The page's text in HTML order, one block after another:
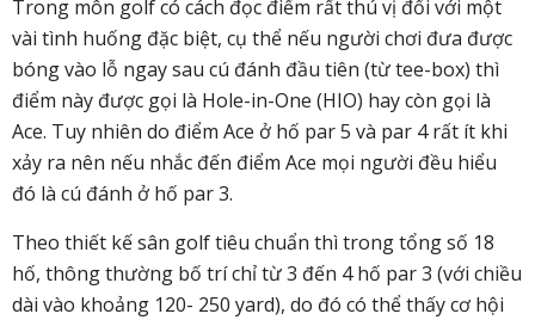
Trong môn golf có cách đọc điểm rất thú vị đối với một
vài tình huống đặc biệt, cụ thể nếu người chơi đưa được
bóng vào lỗ ngay sau cú đánh đầu tiên (từ tee-box) thì
điểm này được gọi là Hole-in-One (HIO) hay còn gọi là
Ace. Tuy nhiên do điểm Ace ở hố par 5 và par 4 rất ít khi
xảy ra nên nếu nhắc đến điểm Ace mọi người đều hiểu
đó là cú đánh ở hố par 3.
Theo thiết kế sân golf tiêu chuẩn thì trong tổng số 18
hố, thông thường bố trí chỉ từ 3 đến 4 hố par 3 (với chiều
dài vào khoảng 120- 250 yard), do đó có thể thấy cơ hội